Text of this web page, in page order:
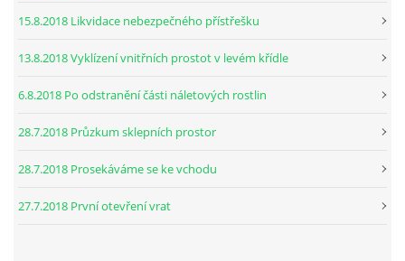
15.8.2018 Likvidace nebezpečného přístřešku
13.8.2018 Vyklízení vnitřních prostot v levém křídle
6.8.2018 Po odstranění části náletových rostlin
28.7.2018 Průzkum sklepních prostor
28.7.2018 Prosekáváme se ke vchodu
27.7.2018 První otevření vrat